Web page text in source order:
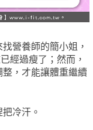
營養師的簡小姐，
經過瘦了；然而，
，才能讓體重繼續
冷汗。